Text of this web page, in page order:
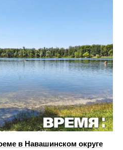
в Навашинском округе